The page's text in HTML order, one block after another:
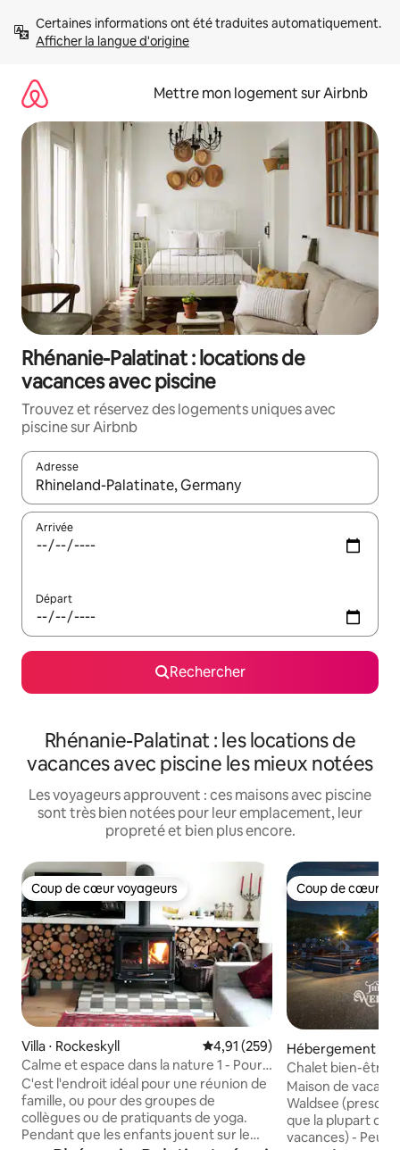
directement
Afficher la langue d'origine
Mettre mon logement sur Airbnb
Rhénanie-Palatinat : locations de
vacances avec piscine
Trouvez et réservez des logements uniques avec
piscine sur Airbnb
Adresse
Lorsque les résultats s'affichent, utilisez les flèches vers le
Arrivée
Départ
Rechercher
Rhénanie-Palatinat : les locations de
vacances avec piscine les mieux notées
Les voyageurs approuvent : ces maisons avec piscine
sont très bien notées pour leur emplacement, leur
propreté et bien plus encore.
Coup de cœur voyageurs
Coup de cœur voyageurs
Villa ⋅ Rockeskyll Évaluation moyenne sur la
4,91 (259)
Calme et espace dans la nature 1 - Pour
petits et grands
C'est l'endroit idéal pour une réunion de
famille, ou pour des groupes de
collègues ou de pratiquants de yoga.
Pendant que les enfants jouent sur le
Coup de cœur
Coup de cœur
Hébergement ⋅
Chalet bien-être
jusqu'à 10
Maison de
Waldsee
que la plupart
vacances) - Peut accueillir jusqu'à 10